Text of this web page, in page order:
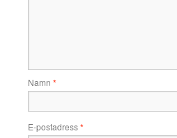
Namn *
E-postadress*